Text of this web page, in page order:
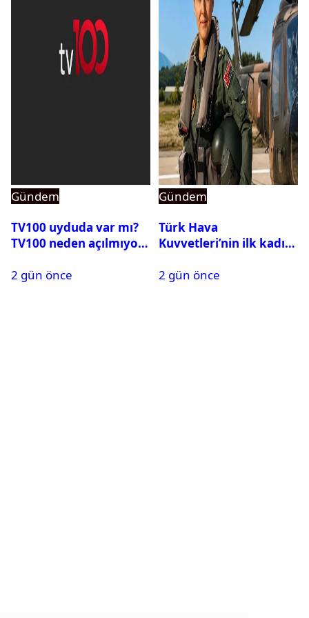
Gündem
TV100 uyduda var mı?
TV100 neden açılmıyor?
2 gün önce
Gündem
Türk Hava
Kuvvetleri’nin ilk kadın
Karapınar hakkında
2 gün önce